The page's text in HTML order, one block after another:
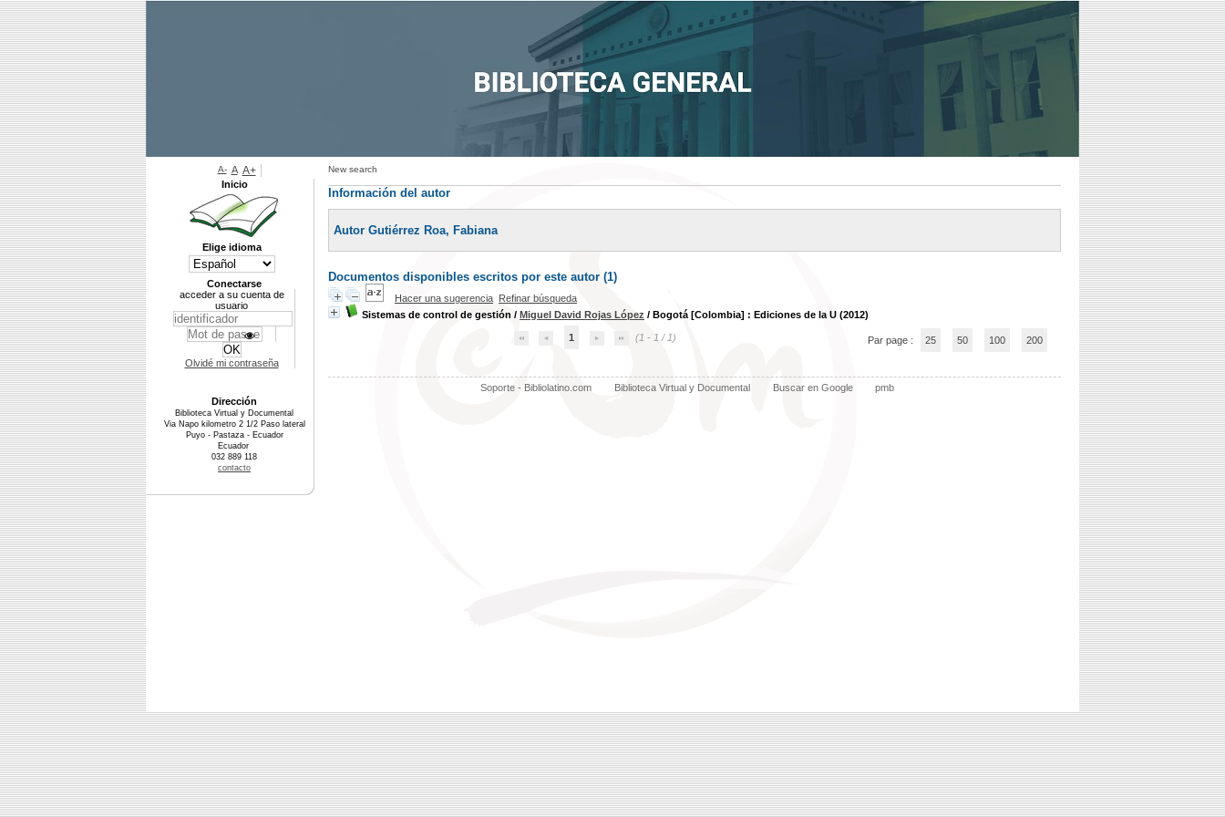
New search
Información del autor
Autor Gutiérrez Roa, Fabiana
Documentos disponibles escritos por este autor (1)
Hacer una sugerencia Refinar búsqueda
Sistemas de control de gestión / Miguel David Rojas López / Bogotá [Colombia] : Ediciones de la U (2012)
1 (1 - 1 / 1) Par page : 25 50 100 200
Soporte - Bibliolatino.com Biblioteca Virtual y Documental Buscar en Google pmb
A- A A+
Inicio
Elige idioma
Conectarse
acceder a su cuenta de
usuario
Olvidé mi contraseña
Dirección
Biblioteca Virtual y Documental
Via Napo kilometro 2 1/2 Paso lateral
Puyo - Pastaza - Ecuador
Ecuador
032 889 118
contacto